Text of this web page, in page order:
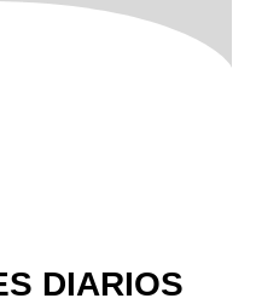
DIARIOS